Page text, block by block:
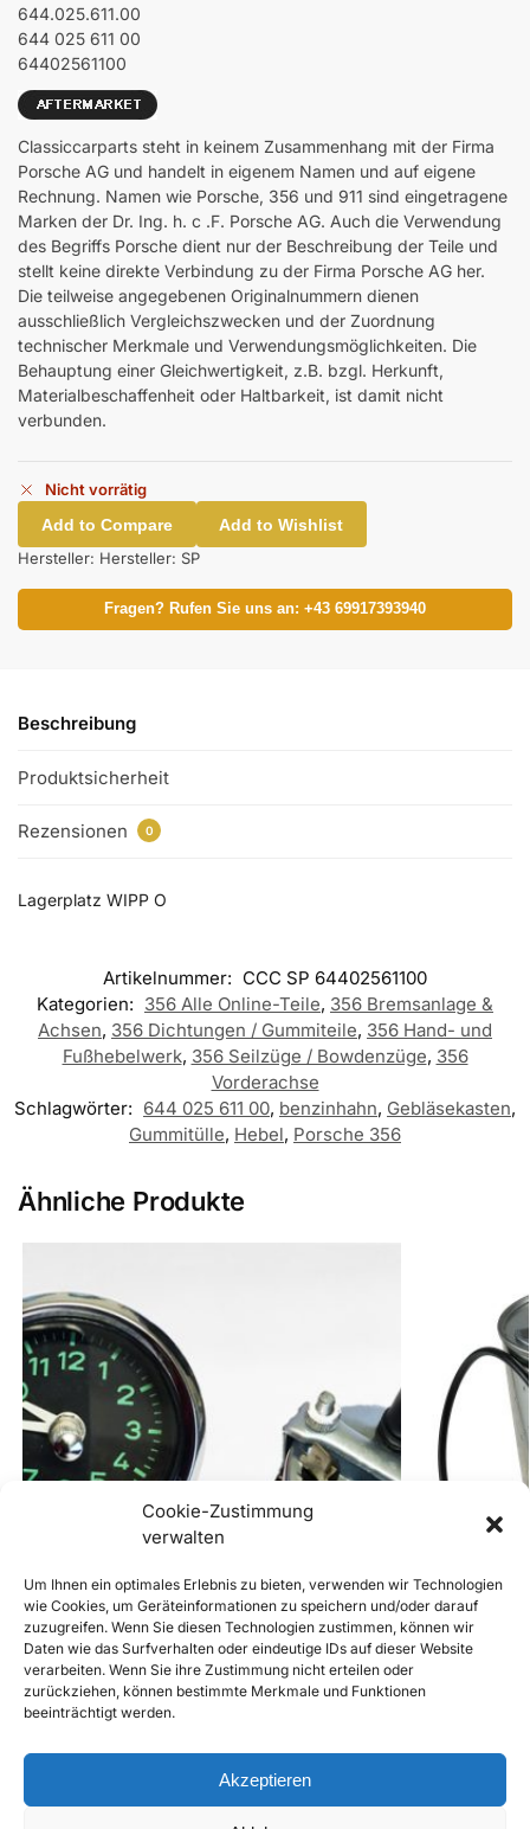
Cookie-Zustimmung
verwalten
Um Ihnen ein optimales Erlebnis zu bieten, verwenden wir Technologien
wie Cookies, um Geräteinformationen zu speichern und/oder darauf
zuzugreifen. Wenn Sie diesen Technologien zustimmen, können wir
Daten wie das Surfverhalten oder eindeutige IDs auf dieser Website
verarbeiten. Wenn Sie ihre Zustimmung nicht erteilen oder
zurückziehen, können bestimmte Merkmale und Funktionen
beeinträchtigt werden.
Akzeptieren
644.025.611.00
644 025 611 00
64402561100
Classiccarparts steht in keinem Zusammenhang mit der Firma
Porsche AG und handelt in eigenem Namen und auf eigene
Rechnung. Namen wie Porsche, 356 und 911 sind eingetragene
Marken der Dr. Ing. h. c .F. Porsche AG. Auch die Verwendung
des Begriffs Porsche dient nur der Beschreibung der Teile und
stellt keine direkte Verbindung zu der Firma Porsche AG her.
Die teilweise angegebenen Originalnummern dienen
ausschließlich Vergleichszwecken und der Zuordnung
technischer Merkmale und Verwendungsmöglichkeiten. Die
Behauptung einer Gleichwertigkeit, z.B. bzgl. Herkunft,
Materialbeschaffenheit oder Haltbarkeit, ist damit nicht
verbunden.
Nicht vorrätig
Add to Compare
Add to Wishlist
Hersteller: Hersteller: SP
Fragen? Rufen Sie uns an: +43 69917393940
Beschreibung
Produktsicherheit
Rezensionen 0
Lagerplatz WIPP O
Artikelnummer: CCC SP 64402561100
Kategorien: 356 Alle Online-Teile, 356 Bremsanlage &
Achsen, 356 Dichtungen / Gummiteile, 356 Hand- und
Fußhebelwerk, 356 Seilzüge / Bowdenzüge, 356
Vorderachse
Schlagwörter: 644 025 611 00, benzinhahn, Gebläsekasten,
Gummitülle, Hebel, Porsche 356
Ähnliche Produkte
Out of stock
Quartzuhr für Armaturenbrett für 356A, B und
C, 12V, VDO Style (50-65)
€190,00 inkl. Mwst
zzgl.Versand
Weiterlesen
Add to Compare
356 Ölfilter
Lieferzeit: